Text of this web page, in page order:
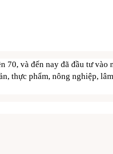
70, và đến nay đã đầu tư
thực phẩm, nông nghiệp,